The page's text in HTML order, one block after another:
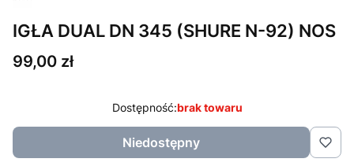
IGŁA DUAL DN 345 (SHURE N-92) NOS
Cena
99,00 zł
Dostępność:brak towaru
Niedostępny